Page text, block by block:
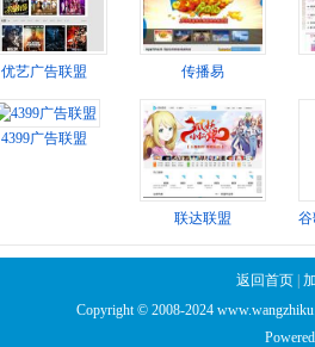
优艺广告联盟 传播易
4399广告联盟
联达联盟 谷
返回首页
Copyright © 2008-2024